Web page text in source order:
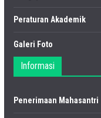
Peraturan Akademik
Galeri Foto
Informasi
Penerimaan Mahasantri